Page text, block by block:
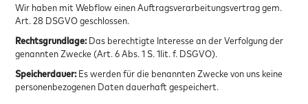
Wir haben mit Webflow einen Auftragsverarbeitungsvertrag gem.
Art. 28 DSGVO geschlossen.
Rechtsgrundlage:Das berechtigte Interesse an der Verfolgung der
genannten Zwecke (Art. 6 Abs. 1 S. 1lit. f. DSGVO).
Speicherdauer:Es werden für die benannten Zwecke von uns keine
personenbezogenen Daten dauerhaft gespeichert.